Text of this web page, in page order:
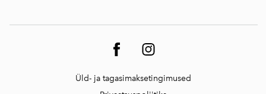
Üld- ja tagasimaksetingimused